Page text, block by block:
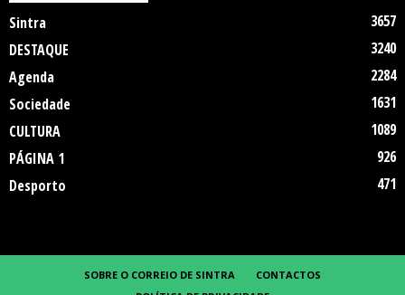
Sintra
3657
DESTAQUE
3240
Agenda
2284
Sociedade
1631
CULTURA
1089
PÁGINA 1
926
Desporto
471
SOBRE O CORREIO DE SINTRA
CONTACTOS